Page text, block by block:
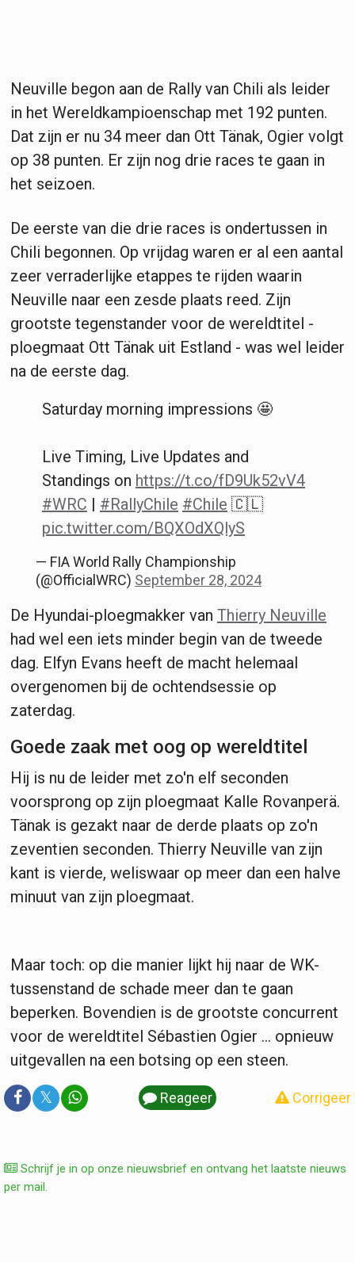
Neuville begon aan de Rally van Chili als leider
in het Wereldkampioenschap met 192 punten.
Dat zijn er nu 34 meer dan Ott Tänak, Ogier volgt
op 38 punten. Er zijn nog drie races te gaan in
het seizoen.
De eerste van die drie races is ondertussen in
Chili begonnen. Op vrijdag waren er al een aantal
zeer verraderlijke etappes te rijden waarin
Neuville naar een zesde plaats reed. Zijn
grootste tegenstander voor de wereldtitel -
ploegmaat Ott Tänak uit Estland - was wel leider
na de eerste dag.
Saturday morning impressions 🤩
Live Timing, Live Updates and
Standings on https://t.co/fD9Uk52vV4
#WRC | #RallyChile #Chile 🇨🇱
pic.twitter.com/BQXOdXQlyS
— FIA World Rally Championship
(@OfficialWRC) September 28, 2024
De Hyundai-ploegmakker van Thierry Neuville
had wel een iets minder begin van de tweede
dag. Elfyn Evans heeft de macht helemaal
overgenomen bij de ochtendsessie op
zaterdag.
Goede zaak met oog op wereldtitel
Hij is nu de leider met zo'n elf seconden
voorsprong op zijn ploegmaat Kalle Rovanperä.
Tänak is gezakt naar de derde plaats op zo'n
zeventien seconden. Thierry Neuville van zijn
kant is vierde, weliswaar op meer dan een halve
minuut van zijn ploegmaat.
Maar toch: op die manier lijkt hij naar de WK-
tussenstand de schade meer dan te gaan
beperken. Bovendien is de grootste concurrent
voor de wereldtitel Sébastien Ogier ... opnieuw
uitgevallen na een botsing op een steen.
𝕏 Reageer Corrigeer
Schrijf je in op onze nieuwsbrief en ontvang het laatste nieuws
per mail.